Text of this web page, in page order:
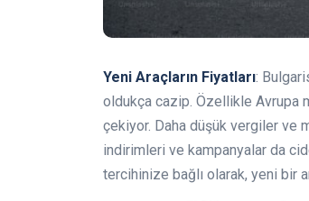
Yeni Araçların Fiyatları:
oldukça cazip. Özellikle Avrupa
çekiyor. Daha düşük vergiler ve
indirimleri ve kampanyalar da
tercihinize bağlı olarak, yeni bir